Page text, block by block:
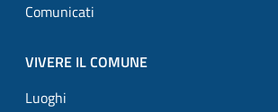
Comunicati
VIVERE IL COMUNE
Luoghi